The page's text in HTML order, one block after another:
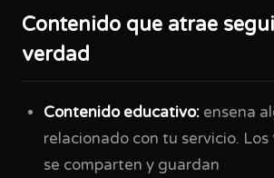
Contenido que atrae
verdad
Contenido educativo: ensena
relacionado con tu servicio.
se comparten y guardan